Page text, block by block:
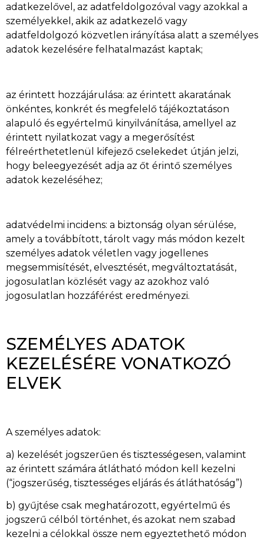
adatkezelővel, az adatfeldolgozóval vagy azokkal a
személyekkel, akik az adatkezelő vagy
adatfeldolgozó közvetlen irányítása alatt a személyes
adatok kezelésére felhatalmazást kaptak;
az érintett hozzájárulása: az érintett akaratának
önkéntes, konkrét és megfelelő tájékoztatáson
alapuló és egyértelmű kinyilvánítása, amellyel az
érintett nyilatkozat vagy a megerősítést
félreérthetetlenül kifejező cselekedet útján jelzi,
hogy beleegyezését adja az őt érintő személyes
adatok kezeléséhez;
adatvédelmi incidens: a biztonság olyan sérülése,
amely a továbbított, tárolt vagy más módon kezelt
személyes adatok véletlen vagy jogellenes
megsemmisítését, elvesztését, megváltoztatását,
jogosulatlan közlését vagy az azokhoz való
jogosulatlan hozzáférést eredményezi.
SZEMÉLYES ADATOK
KEZELÉSÉRE VONATKOZÓ
ELVEK
A személyes adatok:
a) kezelését jogszerűen és tisztességesen, valamint
az érintett számára átlátható módon kell kezelni
(“jogszerűség, tisztességes eljárás és átláthatóság”)
b) gyűjtése csak meghatározott, egyértelmű és
jogszerű célból történhet, és azokat nem szabad
kezelni a célokkal össze nem egyeztethető módon